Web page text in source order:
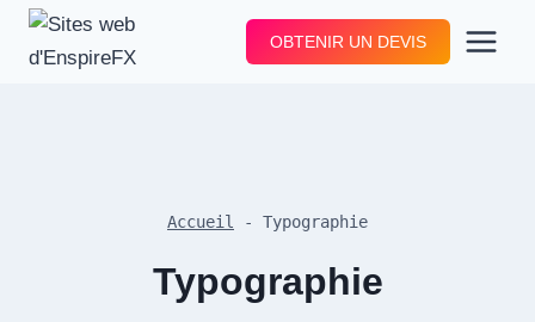
Aller
OBTENIR UN DEVIS
Accueil - Typographie
Typographie